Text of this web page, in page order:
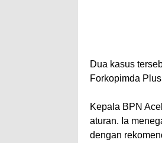
Dua kasus
Forkopimda
Kepala BPN
aturan. Ia
dengan